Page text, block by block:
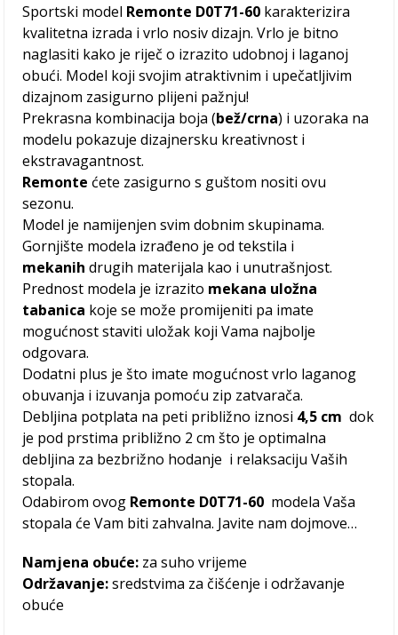
Sportski model Remonte D0T71-60 karakterizira
kvalitetna izrada i vrlo nosiv dizajn. Vrlo je bitno
naglasiti kako je riječ o izrazito udobnoj i laganoj
obući. Model koji svojim atraktivnim i upečatljivim
dizajnom zasigurno plijeni pažnju!
Prekrasna kombinacija boja (bež/crna) i uzoraka na
modelu pokazuje dizajnersku kreativnost i
ekstravagantnost.
Remonte ćete zasigurno s guštom nositi ovu
sezonu.
Model je namijenjen svim dobnim skupinama.
Gornjište modela izrađeno je od tekstila i
mekanihdrugih materijala kao i unutrašnjost.
Prednost modela je izrazito mekana uložna
tabanica koje se može promijeniti pa imate
mogućnost staviti uložak koji Vama najbolje
odgovara.
Dodatni plus je što imate mogućnost vrlo laganog
obuvanja i izuvanja pomoću zip zatvarača.
Debljina potplata na peti približno iznosi 4,5 cm dok
je pod prstima približno 2 cm što je optimalna
debljina za bezbrižno hodanje i relaksaciju Vaših
stopala.
Odabirom ovog Remonte D0T71-60 modela Vaša
stopala će Vam biti zahvalna. Javite nam dojmove…
Namjena obuće: za suho vrijeme
Održavanje:sredstvima za čišćenje i održavanje
obuće